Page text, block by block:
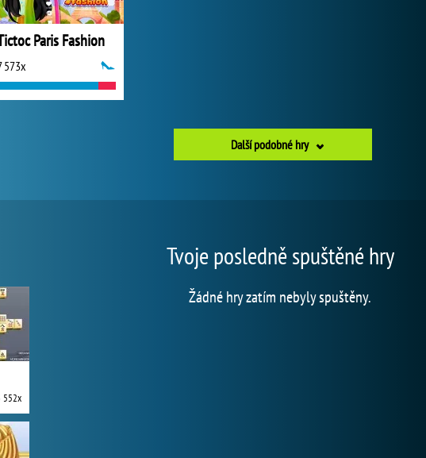
Paris Fashion
573x
Další podobné hry
552x
Tvoje posledně spuštěné hry
Žádné hry zatím nebyly spuštěny.